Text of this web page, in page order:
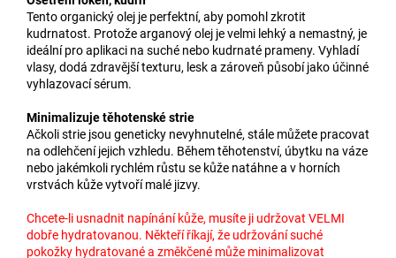
Tento organický olej je perfektní, aby pomohl zkrotit
kudrnatost. Protože arganový olej je velmi lehký a nemastný, je
ideální pro aplikaci na suché nebo kudrnaté prameny. Vyhladí
vlasy, dodá zdravější texturu, lesk a zároveň působí jako účinné
vyhlazovací sérum.
Minimalizuje těhotenské strie
Ačkoli strie jsou geneticky nevyhnutelné, stále můžete pracovat
na odlehčení jejich vzhledu. Během těhotenství, úbytku na váze
nebo jakémkoli rychlém růstu se kůže natáhne a v horních
vrstvách kůže vytvoří malé jizvy.
Chcete-li usnadnit napínání kůže, musíte ji udržovat VELMI
dobře hydratovanou. Někteří říkají, že udržování suché
pokožky hydratované a změkčené může minimalizovat